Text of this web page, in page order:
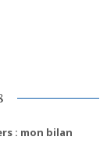
: mon bilan